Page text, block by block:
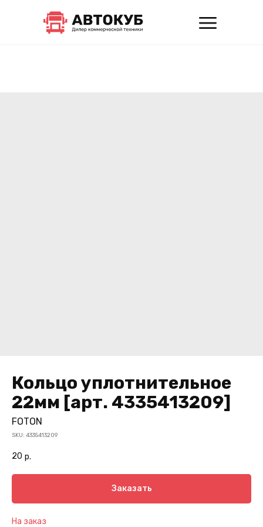
Кольцо уплотнительное
22мм [арт. 4335413209]
FOTON
SKU: 4335413209
20 р.
Заказать
На заказ